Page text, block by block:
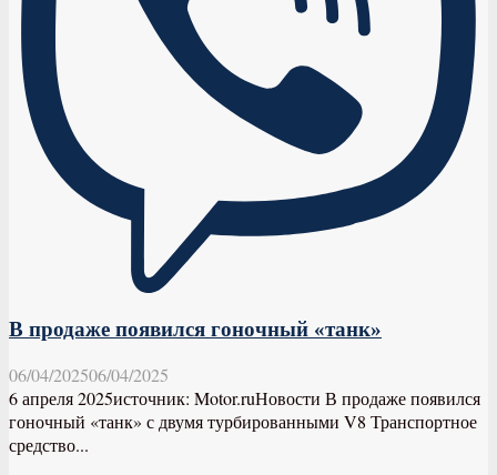
В продаже появился гоночный «танк»
06/04/202506/04/2025
6 апреля 2025источник: Motor.ruНовости В продаже появился
гоночный «танк» с двумя турбированными V8 Транспортное
средство...